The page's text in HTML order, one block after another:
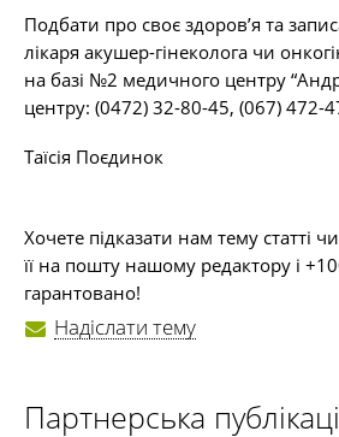
Подбати про своє здоров’я та
лікаря акушер-гінеколога чи
на базі №2 медичного центру
центру: (0472) 32-80-45, (067) 472-
Таїсія Поєдинок
Хочете підказати нам тему статті
її на пошту нашому редактору і
гарантовано!
Надіслати тему
Партнерська